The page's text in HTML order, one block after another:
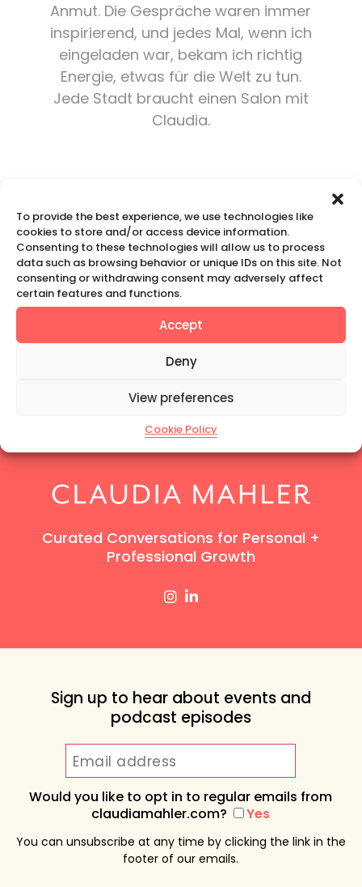
To provide the best experience, we use technologies like
cookies to store and/or access device information.
Consenting to these technologies will allow us to process
data such as browsing behavior or unique IDs on this site. Not
consenting or withdrawing consent may adversely affect
certain features and functions.
Accept
Deny
View preferences
Cookie Policy
Anmut. Die Gespräche waren immer
inspirierend, und jedes Mal, wenn ich
eingeladen war, bekam ich richtig
Energie, etwas für die Welt zu tun.
Jede Stadt braucht einen Salon mit
Claudia.
« Tanya Minhas-Nahem
Prev
Amy JacobusNext»
Curated Conversations for Personal +
Professional Growth
Sign up to hear about events and
podcast episodes
Would you like to opt in to regular emails from
claudiamahler.com?
Yes
You can unsubscribe at any time by clicking the link in the
footer of our emails.